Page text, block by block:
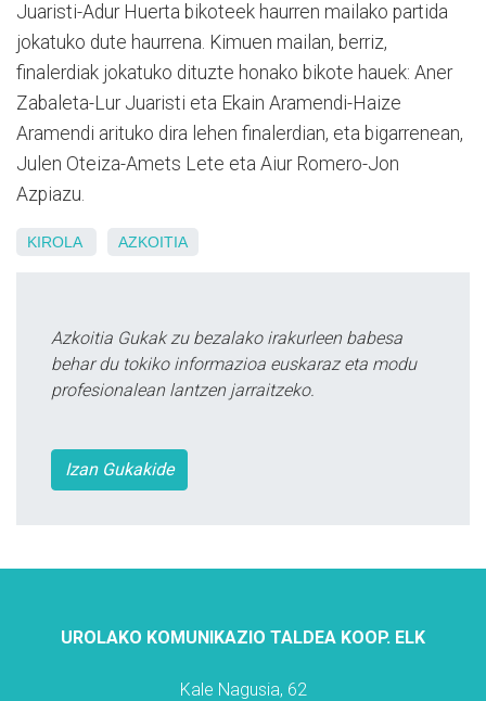
Juaristi-Adur Huerta bikoteek haurren mailako partida
jokatuko dute haurrena. Kimuen mailan, berriz,
finalerdiak jokatuko dituzte honako bikote hauek: Aner
Zabaleta-Lur Juaristi eta Ekain Aramendi-Haize
Aramendi arituko dira lehen finalerdian, eta bigarrenean,
Julen Oteiza-Amets Lete eta Aiur Romero-Jon
Azpiazu.
KIROLA AZKOITIA
Azkoitia Gukak zu bezalako irakurleen babesa
behar du tokiko informazioa euskaraz eta modu
profesionalean lantzen jarraitzeko.
Izan Gukakide
UROLAKO KOMUNIKAZIO TALDEA KOOP. ELK
Kale Nagusia, 62